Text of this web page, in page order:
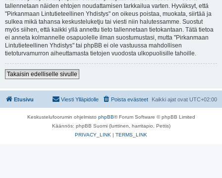
tallennetaan näiden ehtojen noudattamisen tarkkailua varten. Hyväksyt, että
"Pirkanmaan Lintutieteellinen Yhdistys" on oikeus poistaa, muokata, siirtää ja
sulkea mikä tahansa keskusteluketju tai viesti niin halutessamme. Suostut
myös siihen, että kaikki yllä annettu tieto tallennetaan tietokantaan. Tätä tietoa
ei anneta kolmannelle osapuolelle ilman suostumustasi, mutta "Pirkanmaan
Lintutieteellinen Yhdistys" tai phpBB ei ole vastuussa mahdollisen
tietoturvamurron aiheuttamasta tietojen vuodosta ulkopuolisille tahoille.
Takaisin edelliselle sivulle
Etusivu Kaikki ajat ovat UTC+02:00
Poista evästeet
Viesti Ylläpidolle
Keskustelufoorumin ohjelmisto phpBB® Forum Software © phpBB Limited
Käännös: phpBB Suomi (lurttinen, harritapio, Pettis)
PRIVACY_LINK | TERMS_LINK